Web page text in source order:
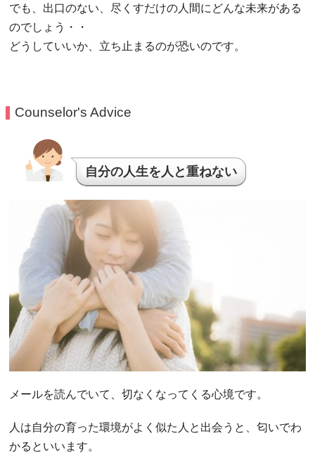
でも、出口のない、尽くすだけの人間にどんな未来がある
のでしょう・・
どうしていいか、立ち止まるのが恐いのです。
Counselor's Advice
自分の人生を人と重ねない
メールを読んでいて、切なくなってくる心境です。
人は自分の育った環境がよく似た人と出会うと、匂いでわ
かるといいます。